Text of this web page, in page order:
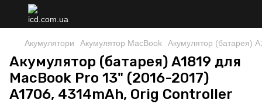
Акумулятори Акумулятор MacBook Акумулятор (батарея)
Акумулятор (батарея) A1819 для
MacBook Pro 13" (2016-2017)
A1706, 4314mAh, Orig Controller